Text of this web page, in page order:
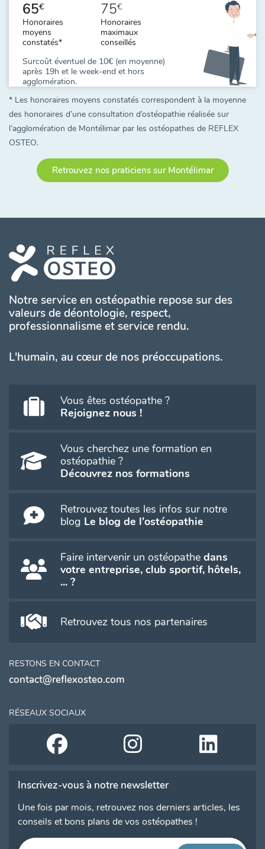
65€
Honoraires
moyens
constatés*
75€
Honoraires
maximaux
conseillés
Surcoût éventuel de 10€ (en moyenne)
après 19h et le week-end et hors
agglomération.
* Les honoraires moyens constatés correspondent à la moyenne
des honoraires d’une consultation d’ostéopathie réalisée sur
l’agglomération de Montélimar par les ostéopathes de REFLEX
OSTEO.
Retrouvez nos praticiens sur Montélimar
Notre service en ostéopathie repose sur des
valeurs de déontologie, respect,
professionnalisme et service rendu.
L'humain, au cœur de nos préoccupations.
Vous êtes ostéopathe ?
Rejoignez nous !
Vous cherchez une formation en
ostéopathie ?
Découvrez nos formations
Retrouvez toutes les infos sur notre
blog Le blog de l'ostéopathie
Faire intervenir un ostéopathe dans
votre entreprise, club sportif, hôtels,
... ?
Retrouvez tous nos partenaires
RESTONS EN CONTACT
contact@reflexosteo.com
RÉSEAUX SOCIAUX
Inscrivez-vous à notre newsletter
Une fois par mois, retrouvez nos derniers articles, les
conseils et bons plans de vos ostéopathes !